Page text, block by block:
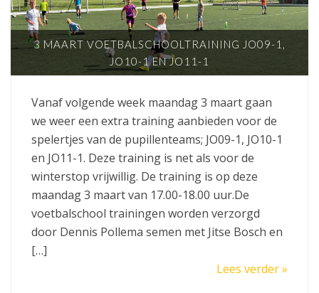
3 MAART VOETBALSCHOOLTRAINING JO09-1,
JO10-1 EN JO11-1
Vanaf volgende week maandag 3 maart gaan
we weer een extra training aanbieden voor de
spelertjes van de pupillenteams; JO09-1, JO10-1
en JO11-1. Deze training is net als voor de
winterstop vrijwillig. De training is op deze
maandag 3 maart van 17.00-18.00 uur.De
voetbalschool trainingen worden verzorgd
door Dennis Pollema semen met Jitse Bosch en
[…]
Lees verder »